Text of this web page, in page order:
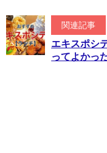
関連記事
エキスポシ
ってよかっ